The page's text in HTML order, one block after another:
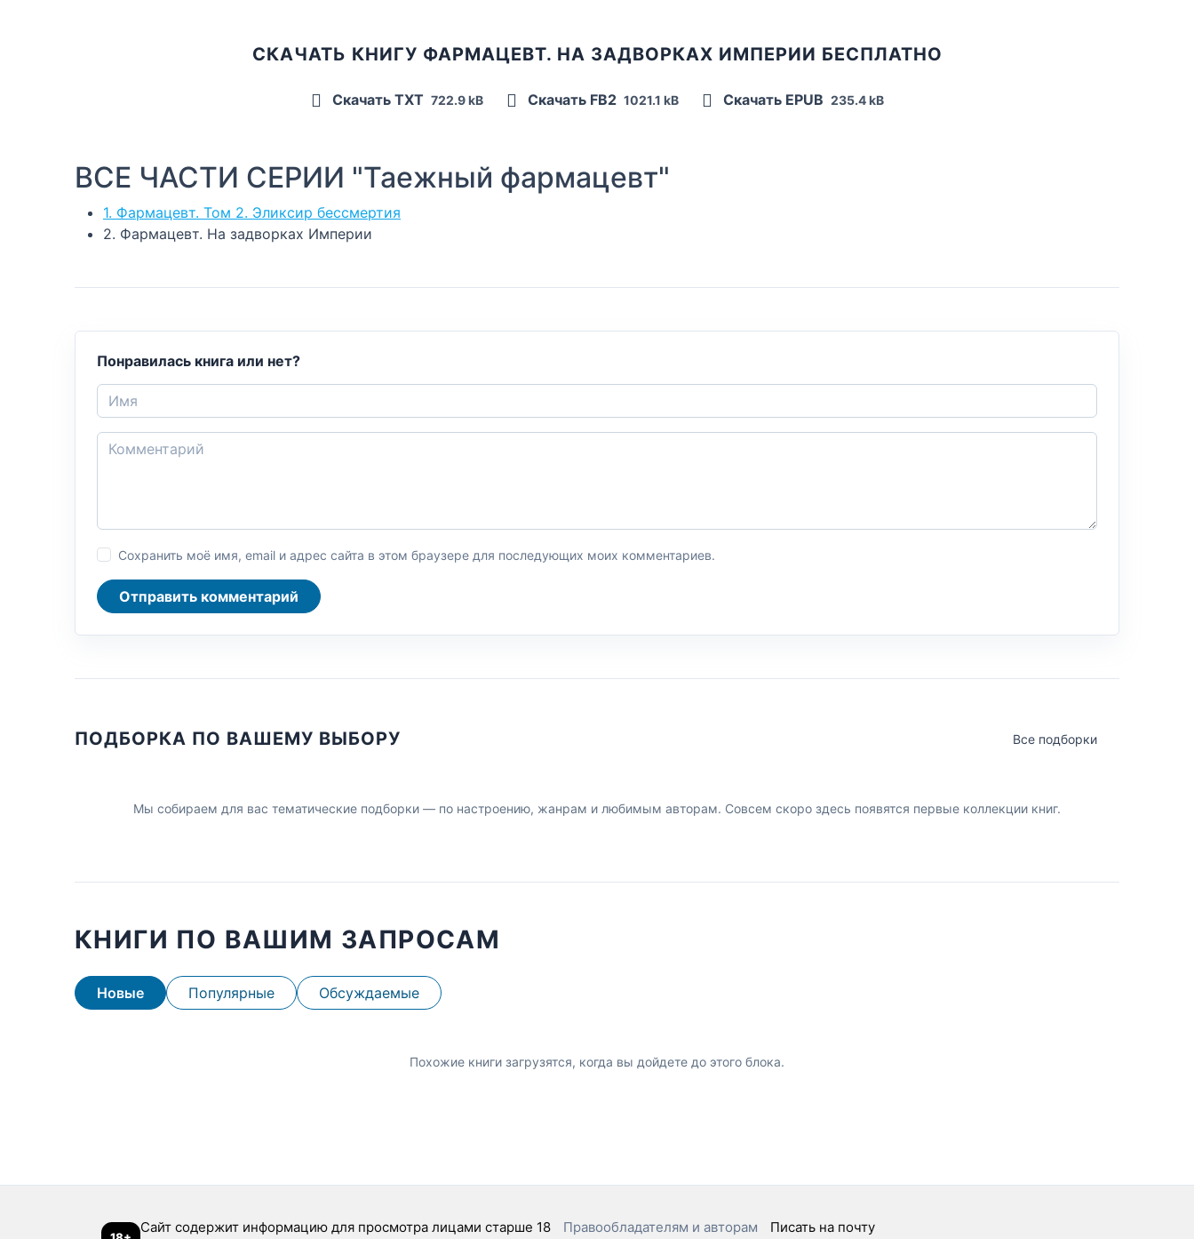
СКАЧАТЬ КНИГУ ФАРМАЦЕВТ. НА ЗАДВОРКАХ ИМПЕРИИ БЕСПЛАТНО
Скачать TXT 722.9 kB Скачать FB2 1021.1 kB Скачать EPUB 235.4 kB
ВСЕ ЧАСТИ СЕРИИ "Таежный фармацевт"
1. Фармацевт. Том 2. Эликсир бессмертия
2. Фармацевт. На задворках Империи
Понравилась книга или нет?
Сохранить моё имя, email и адрес сайта в этом браузере для последующих моих комментариев.
Отправить комментарий
ПОДБОРКА ПО ВАШЕМУ ВЫБОРУ Все подборки
Мы собираем для вас тематические подборки — по настроению, жанрам и любимым авторам. Совсем скоро здесь появятся первые коллекции книг.
КНИГИ ПО ВАШИМ ЗАПРОСАМ
Новые Популярные Обсуждаемые
Похожие книги загрузятся, когда вы дойдете до этого блока.
Сайт содержит информацию для просмотра лицами старше 18
Правообладателям и авторам
Писать на почту